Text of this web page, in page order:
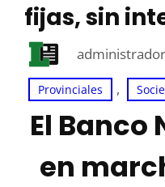
fijas, sin
administrador
Provinciales ,
El Banco
en